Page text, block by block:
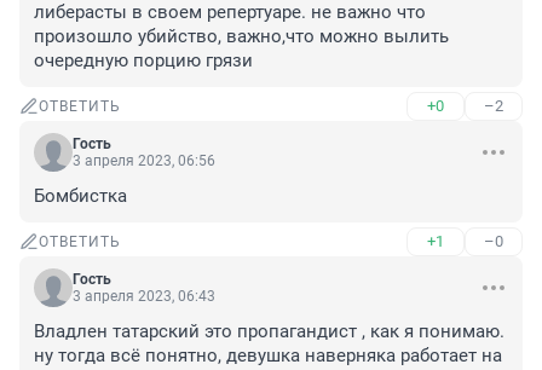
либерасты в своем репертуаре. не важно что
произошло убийство, важно,что можно вылить
очередную порцию грязи
ОТВЕТИТЬ +0 –2
Гость
3 апреля 2023, 06:56
Бомбистка
ОТВЕТИТЬ +1 –0
Гость
3 апреля 2023, 06:43
Владлен татарский это пропагандист , как я понимаю.
ну тогда всё понятно, девушка наверняка работает на